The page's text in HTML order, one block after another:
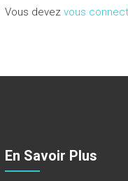
Vous devez vous
En Savoir Plus